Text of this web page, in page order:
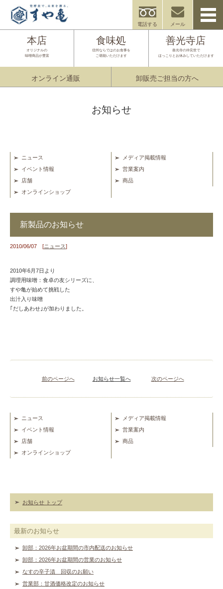
電話する メール
本店
オリジナルの
味噌商品が豊富
食味処
信州ならではのお食事を
ご堪能いただけます
善光寺店
善光寺の仲見世で
ほっこりとお休みしていただけます
オンライン通販 卸販売ご担当の方へ
お知らせ
ニュース
メディア掲載情報
イベント情報
営業案内
店舗
商品
オンラインショップ
新製品のお知らせ
2010/06/07 [ニュース]
2010年6月7日より
調理用味噌：食卓の友シリーズに、
すや亀が始めて挑戦した
出汁入り味噌
｢だしあわせ｣が加わりました。
前のページへ お知らせ一覧へ 次のページへ
ニュース
メディア掲載情報
イベント情報
営業案内
店舗
商品
オンラインショップ
お知らせ トップ
最新のお知らせ
卸部：2026年お盆期間の市内配送のお知らせ
卸部：2026年お盆期間の営業のお知らせ
なすの辛子漬 回収のお願い
営業部：甘酒価格改定のお知らせ